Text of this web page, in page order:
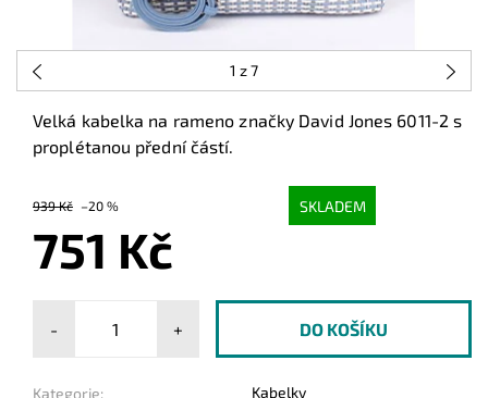
1 z 7
Velká kabelka na rameno značky David Jones 6011-2 s
proplétanou přední částí.
939 Kč –20 % SKLADEM
751 Kč
- +
Kategorie:
Kabelky